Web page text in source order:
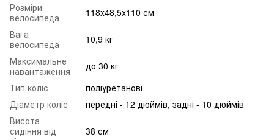
Розміри
велосипеда
118x48,5x110 см
Вага
велосипеда
10,9 кг
Максимальне
навантаження
до 30 кг
Тип коліс
поліуретанові
Діаметр коліс
передні - 12 дюймів, задні - 10 дюймів
Висота
сидіння від
38 см